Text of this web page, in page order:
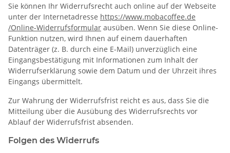
Sie können Ihr Widerrufsrecht auch online auf der Webseite
unter der Internetadresse https://www.mobacoffee.de
/Online-Widerrufsformular ausüben. Wenn Sie diese Online-
Funktion nutzen, wird Ihnen auf einem dauerhaften
Datenträger (z. B. durch eine E-Mail) unverzüglich eine
Eingangsbestätigung mit Informationen zum Inhalt der
Widerrufserklärung sowie dem Datum und der Uhrzeit ihres
Eingangs übermittelt.
Zur Wahrung der Widerrufsfrist reicht es aus, dass Sie die
Mitteilung über die Ausübung des Widerrufsrechts vor
Ablauf der Widerrufsfrist absenden.
Folgen des Widerrufs